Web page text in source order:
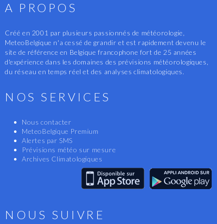
A PROPOS
Créé en 2001 par plusieurs passionnés de météorologie,
MeteoBelgique n'a cessé de grandir et est rapidement devenu le
site de référence en Belgique francophone fort de 25 années
d'expérience dans les domaines des prévisions météorologiques,
du réseau en temps réel et des analyses climatologiques.
NOS SERVICES
Nous contacter
MeteoBelgique Premium
Alertes par SMS
Prévisions météo sur mesure
Archives Climatologiques
NOUS SUIVRE